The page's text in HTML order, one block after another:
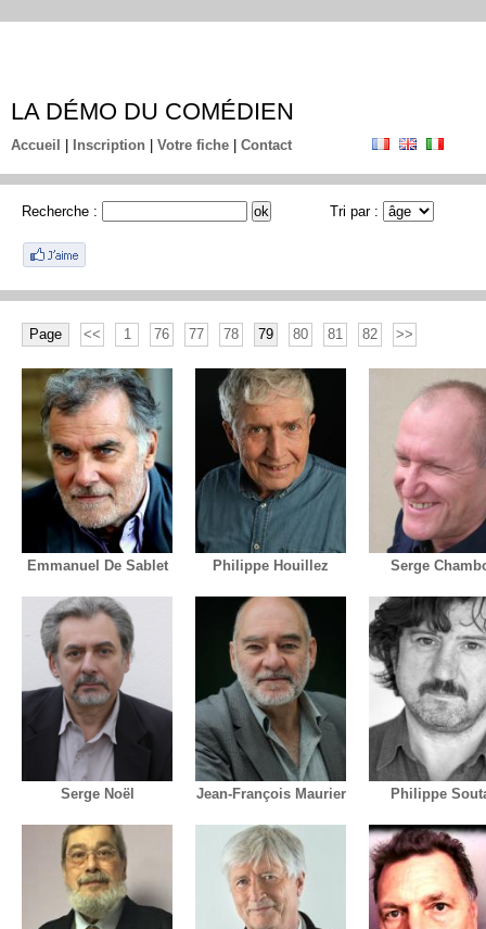
LA DÉMO DU COMÉDIEN
Accueil Inscription Votre fiche Contact
Recherche : Tri par :
Page << 1 76 77 78 79 80 81 82 >>
Emmanuel De Sablet Philippe Houillez Serge
Serge Noël Jean-François Maurier Philippe